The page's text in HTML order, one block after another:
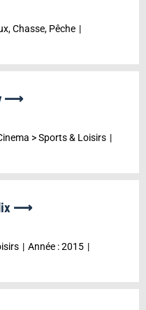
Chasse, Pêche
⟶
>Sports & Loisirs
⟶
Année :2015